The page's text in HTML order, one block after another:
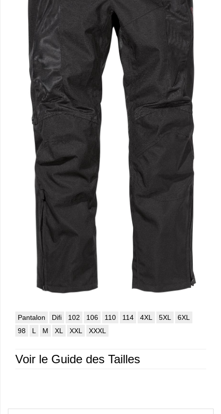
Pantalon Difi 102 106 110 114 4XL 5XL
6XL
98
L M XL XXL XXXL
Voir le Guide des Tailles